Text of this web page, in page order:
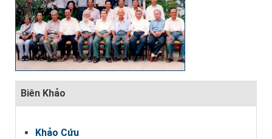
Biên Khảo
Khảo Cứu